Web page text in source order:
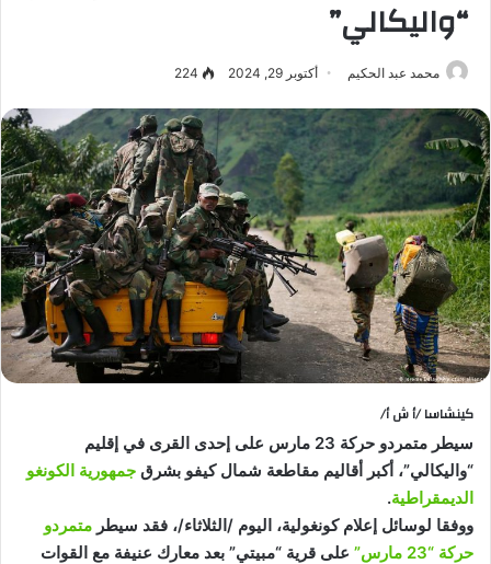
“واليكالي”
محمد عبد الحكيم أكتوبر 29, 2024 224
كينشاسا /أ ش أ/
سيطر متمردو حركة 23 مارس على إحدى القرى في إقليم
“واليكالي”، أكبر أقاليم مقاطعة شمال كيفو بشرق جمهورية الكونغو
الديمقراطية.
ووفقا لوسائل إعلام كونغولية، اليوم /الثلاثاء/، فقد سيطر متمردو
حركة “23 مارس”
على قرية “مبيتي” بعد معارك عنيفة مع القوات